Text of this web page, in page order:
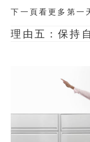
下一頁看更多第一
理由五：保持